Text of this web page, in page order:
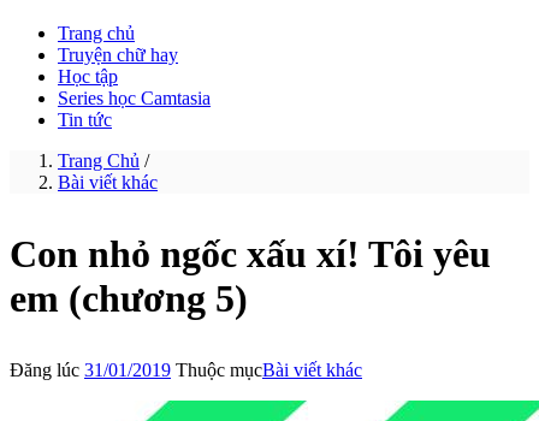
Trang chủ
Truyện chữ hay
Học tập
Series học Camtasia
Tin tức
Trang Chủ /
Bài viết khác
Con nhỏ ngốc xấu xí! Tôi yêu
em (chương 5)
Đăng lúc 31/01/2019 Thuộc mụcBài viết khác